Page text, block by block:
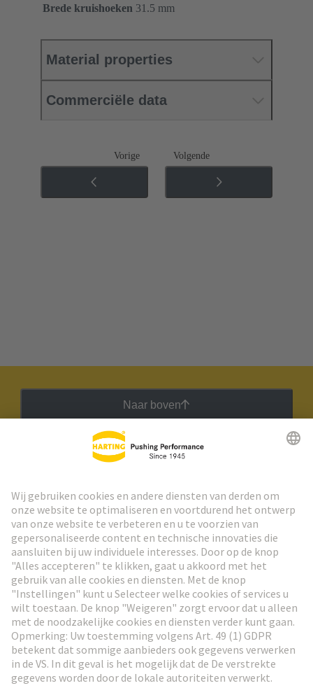
Brede kruishoeken 31.5 mm
Material properties
Commerciële data
Vorige Volgende
Naar boven
Ga naar registratie
Social Media